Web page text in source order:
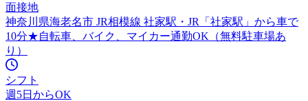
面接地
神奈川県海老名市 JR相模線 社家駅・JR「社家駅」から車で
10分★自転車、バイク、マイカー通勤OK（無料駐車場あ
り）
シフト
週5日からOK